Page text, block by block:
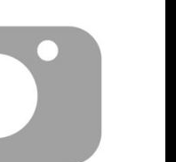
天井的景色...)
一路把還沒
看到的學生訊息(喂)
還湊得出天井的量
間送的10連